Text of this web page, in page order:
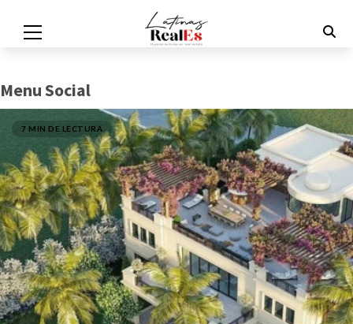
Menu Social
7 MIN DE LECTURA